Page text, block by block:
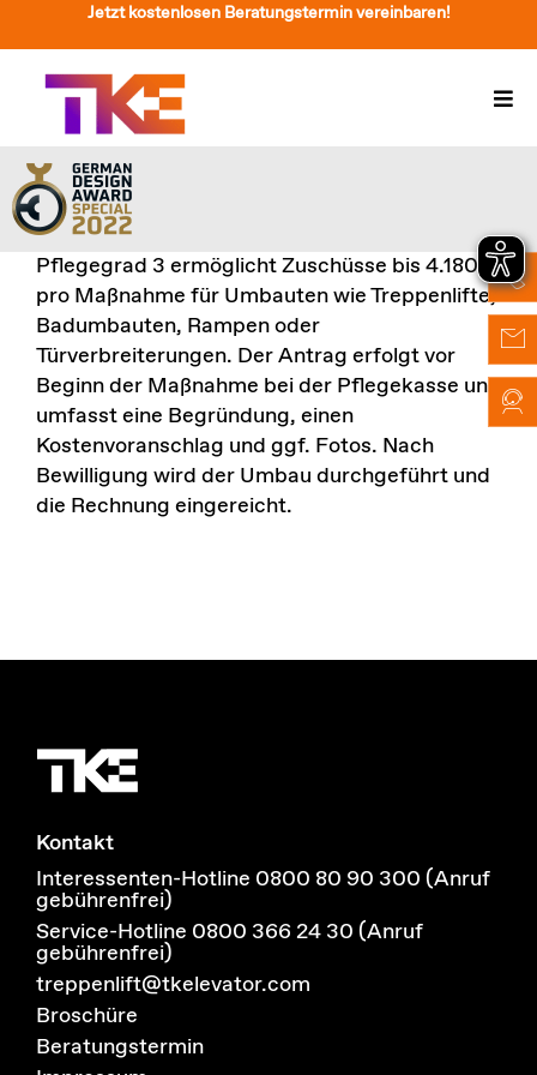
Inhalt
springen
Jetzt kostenlosen Beratungstermin vereinbaren!
Treppenlift
Preise
Service
Treppenliftberatung
Über Uns & Kontakt
Suche
nach:
Pflegegrad 3 ermöglicht Zuschüsse bis 4.180 €
pro Maßnahme für Umbauten wie Treppenlifte,
Badumbauten, Rampen oder
Türverbreiterungen. Der Antrag erfolgt vor
Beginn der Maßnahme bei der Pflegekasse und
umfasst eine Begründung, einen
Kostenvoranschlag und ggf. Fotos. Nach
Bewilligung wird der Umbau durchgeführt und
die Rechnung eingereicht.
Kontakt
Interessenten-Hotline 0800 80 90 300 (Anruf
gebührenfrei)
Service-Hotline 0800 366 24 30 (Anruf
gebührenfrei)
treppenlift@tkelevator.com
Broschüre
Beratungstermin